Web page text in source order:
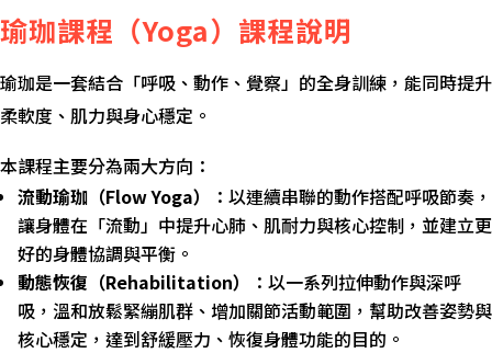
瑜珈課程（Yoga）課程說明
瑜珈是一套結合「呼吸、動作、覺察」的全身訓練，能同時提升
柔軟度、肌力與身心穩定。
本課程主要分為兩大方向：
流動瑜珈（Flow Yoga）
：以連續串聯的動作搭配呼吸節奏，
讓身體在「流動」中提升心肺、肌耐力與核心控制，並建立更
好的身體協調與平衡。
動態恢復（Rehabilitation）
：以一系列拉伸動作與深呼
吸，溫和放鬆緊繃肌群、增加關節活動範圍，幫助改善姿勢與
核心穩定，達到舒緩壓力、恢復身體功能的目的。